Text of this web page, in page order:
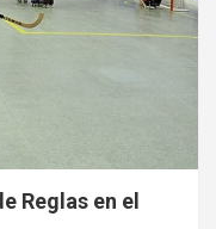
Reglas en el